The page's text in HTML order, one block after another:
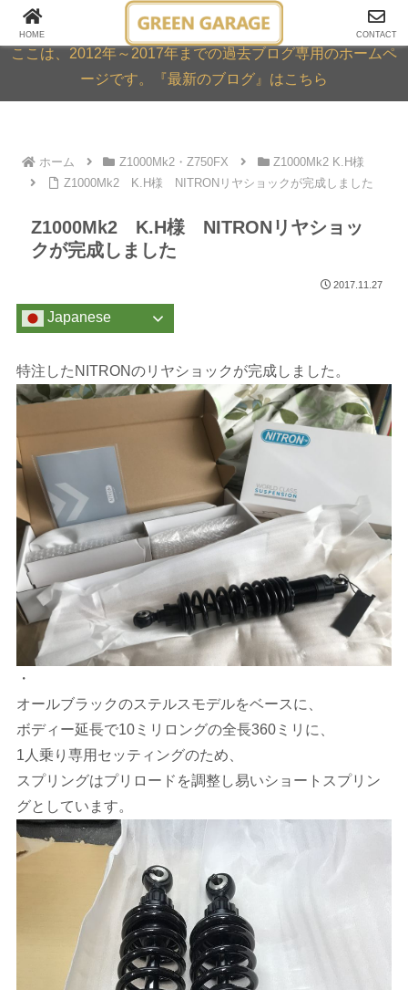
GREEN GARAGE ARCHIVE
ここは、2012年～2017年までの過去ブログ専用のホームペ
ージです。『最新のブログ』はこちら
ホーム Z1000Mk2・Z750FX
Z1000Mk2 K.H様
Z1000Mk2 K.H様 NITRONリヤショックが完成しました
Z1000Mk2 K.H様 NITRONリヤショッ
クが完成しました
2017.11.27
Japanese
特注したNITRONのリヤショックが完成しました。
・
オールブラックのステルスモデルをベースに、
ボディー延長で10ミリロングの全長360ミリに、
1人乗り専用セッティングのため、
スプリングはプリロードを調整し易いショートスプリン
グとしています。
HOME CONTACT